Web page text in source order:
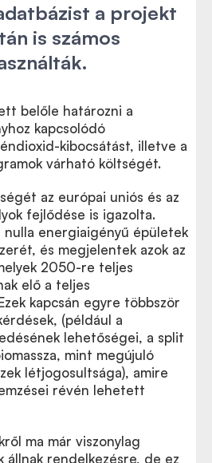
a projekt
is számos
belőle határozni a
kapcsolódó
kibocsátást, illetve a
várható költségét.
az európai uniós és az
fejlődése is igazolta.
nulla energiaigényű épületek
és megjelentek azok az
2050-re teljes
elő a teljes
kapcsán egyre többször
(például a
lehetőségei, a split
mint megújuló
létjogosultsága), amire
révén lehetett
ma már viszonylag
állnak rendelkezésre, de ez